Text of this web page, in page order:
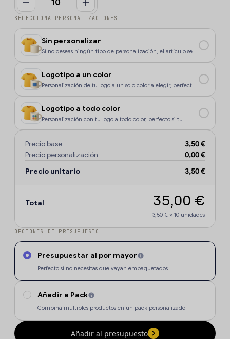
SELECCIONA PERSONALIZACIONES
Sin personalizar
Si no deseas ningún tipo de personalización, el artículo se
Logotipo a un color
Personalización de tu logo a un solo color a elegir, perfecto
Logotipo a todo color
Personalización con tu logo a todo color, perfecto si tu
Precio base
3,50 €
Precio personalización
0,00 €
Precio unitario
3,50 €
Total 35,00 €
3,50 € × 10 unidades
OPCIONES DE PRESUPUESTO
Presupuestar al por mayor
Perfecto si no necesitas que vayan empaquetados
Añadir a Pack
Combina múltiples productos en un pack personalizado
Añadir al presupuesto